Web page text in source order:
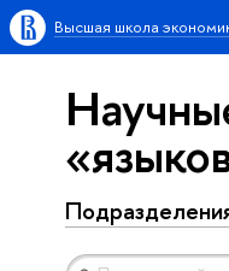
Высшая школа